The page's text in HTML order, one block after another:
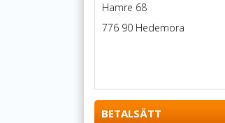
Hamre 68
776 90 Hedemora
BETALSÄTT